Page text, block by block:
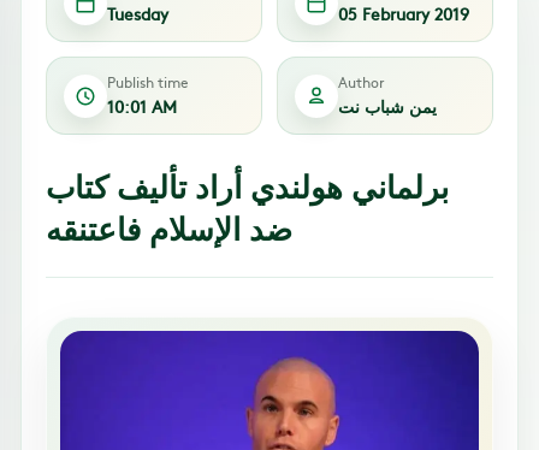
Tuesday 05 February 2019
Publish time
10:01 AM
Author
يمن شباب نت
برلماني هولندي أراد تأليف كتاب
ضد الإسلام فاعتنقه